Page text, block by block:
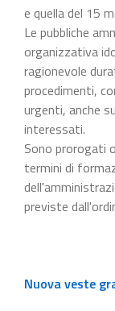
e quella del 15
Le pubbliche
organizzativa
ragionevole
procedimenti,
urgenti, anche
interessati.
Sono prorogati
termini di
previste
Nuova veste